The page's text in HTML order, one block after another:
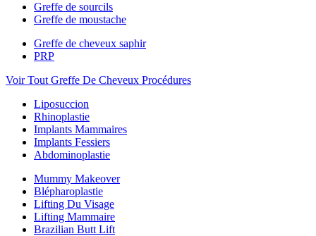
Greffe de sourcils
Greffe de moustache
Greffe de cheveux saphir
PRP
Voir Tout Greffe De Cheveux Procédures
Liposuccion
Rhinoplastie
Implants Mammaires
Implants Fessiers
Abdominoplastie
Mummy Makeover
Blépharoplastie
Lifting Du Visage
Lifting Mammaire
Brazilian Butt Lift